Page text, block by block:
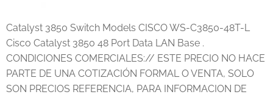
Catalyst 3850 Switch Models CISCO WS-C3850-48T-L
Cisco Catalyst 3850 48 Port Data LAN Base .
CONDICIONES COMERCIALES:// ESTE PRECIO NO HACE
PARTE DE UNA COTIZACIÓN FORMAL O VENTA, SOLO
SON PRECIOS REFERENCIA, PARA INFORMACION DE